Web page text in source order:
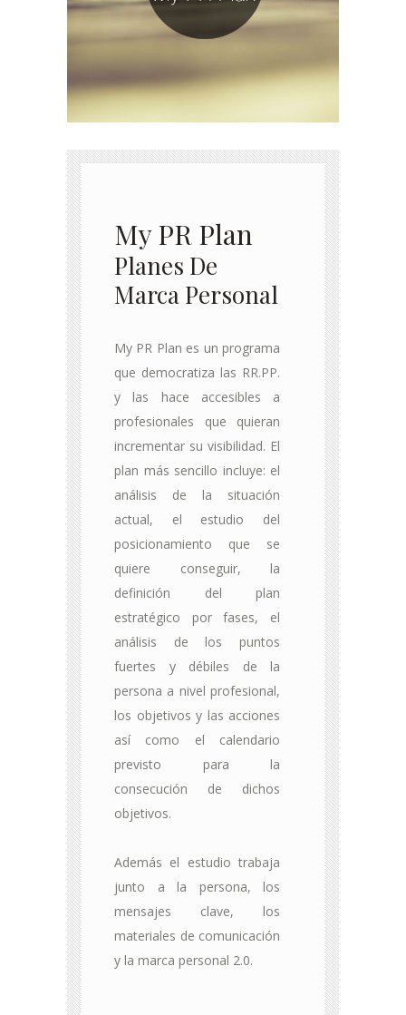
My PR Plan
Planes De
Marca Personal
My PR Plan es un programa
que democratiza las RR.PP.
y las hace accesibles a
profesionales que quieran
incrementar su visibilidad. El
plan más sencillo incluye: el
análisis de la situación
actual, el estudio del
posicionamiento que se
quiere conseguir, la
definición del plan
estratégico por fases, el
análisis de los puntos
fuertes y débiles de la
persona a nivel profesional,
los objetivos y las acciones
así como el calendario
previsto para la
consecución de dichos
objetivos.
Además el estudio trabaja
junto a la persona, los
mensajes clave, los
materiales de comunicación
y la marca personal 2.0.